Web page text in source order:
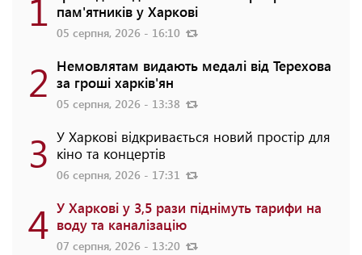
пам'ятників у Харкові
05 серпня, 2026 - 16:10
2 Немовлятам видають медалі від Терехова
за гроші харків'ян
05 серпня, 2026 - 13:38
3 У Харкові відкривається новий простір для
кіно та концертів
06 серпня, 2026 - 17:31
4 У Харкові у 3,5 рази піднімуть тарифи на
воду та каналізацію
07 серпня, 2026 - 13:20